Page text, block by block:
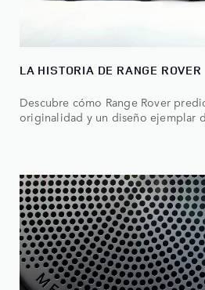
LA HISTORIA DE RANGE ROVER
Descubre cómo Range Rover
originalidad y un diseño ejemplar